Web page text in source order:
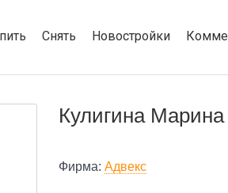
Снять Новостройки
Кулигина
Фирма: Адвекс